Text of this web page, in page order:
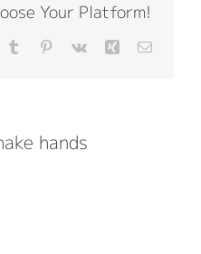
Your Platform!
Tumblr Pinterest
Vk Xing 電
hands